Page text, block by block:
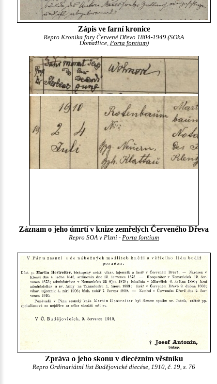
Zápis ve farní kronice
Repro Kronika fary Červené Dřevo 1804-1949 (SOkA
Domažlice, Porta fontium)
Záznam o jeho úmrtí v knize zemřelých Červeného Dřeva
Repro SOA v Plzni - Porta fontium
Zpráva o jeho skonu v diecézním věstníku
Repro Ordinariátní list Budějovické diecése, 1910, č. 19, s. 76